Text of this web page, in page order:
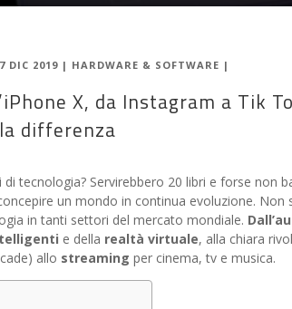
DIC 2019 | HARDWARE & SOFTWARE |
X, da Instagram a Tik
differenza
tecnologia? Servirebbero 20 libri e forse non
un mondo in continua evoluzione. Non
in tanti settori del mercato mondiale.
e della realtà virtuale, alla chiara
allo streaming per cinema, tv e musica.